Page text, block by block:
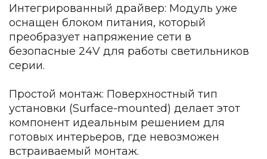
Стены
Акустические панели
Стеновые декоративные панели
для террас
Биоклиматические перголы
Камень
Изделия из натурального мрамора и камня
Светящийся камень
Подбор, производство и комплектация по вашему
Интегрированный драйвер: Модуль уже
оснащен блоком питания, который
преобразует напряжение сети в
безопасные 24V для работы светильников
серии.
Простой монтаж: Поверхностный тип
установки (Surface-mounted) делает этот
компонент идеальным решением для
готовых интерьеров, где невозможен
встраиваемый монтаж.